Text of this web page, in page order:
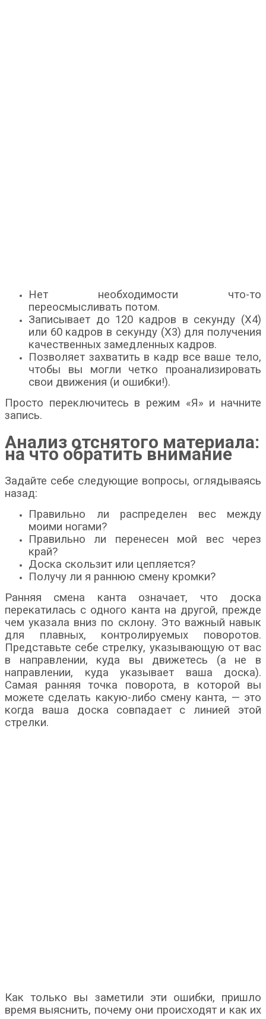
Нет необходимости что-то
переосмысливать потом.
Записывает до 120 кадров в секунду (X4)
или 60 кадров в секунду (X3) для получения
качественных замедленных кадров.
Позволяет захватить в кадр все ваше тело,
чтобы вы могли четко проанализировать
свои движения (и ошибки!).
Просто переключитесь в режим «Я» и начните
запись.
Анализ отснятого материала:
на что обратить внимание
Задайте себе следующие вопросы, оглядываясь
назад:
Правильно ли распределен вес между
моими ногами?
Правильно ли перенесен мой вес через
край?
Доска скользит или цепляется?
Получу ли я раннюю смену кромки?
Ранняя смена канта означает, что доска
перекатилась с одного канта на другой, прежде
чем указала вниз по склону. Это важный навык
для плавных, контролируемых поворотов.
Представьте себе стрелку, указывающую от вас
в направлении, куда вы движетесь (а не в
направлении, куда указывает ваша доска).
Самая ранняя точка поворота, в которой вы
можете сделать какую-либо смену канта, — это
когда ваша доска совпадает с линией этой
стрелки.
Как только вы заметили эти ошибки, пришло
время выяснить, почему они происходят и как их